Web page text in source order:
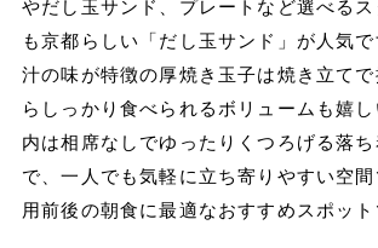
やだし玉サンド、プレートなど選べる
も京都らしい「だし玉サンド」が人気
汁の味が特徴の厚焼き玉子は焼き立て
らしっかり食べられるボリュームも嬉
内は相席なしでゆったりくつろげる落
で、一人でも気軽に立ち寄りやすい空間
用前後の朝食に最適なおすすめスポット